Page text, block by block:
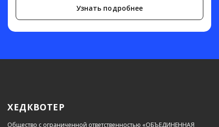
Узнать подробнее
ХЕДКВОТЕР
Общество с ограниченной ответственностью «ОБЪЕДИНЕННАЯ